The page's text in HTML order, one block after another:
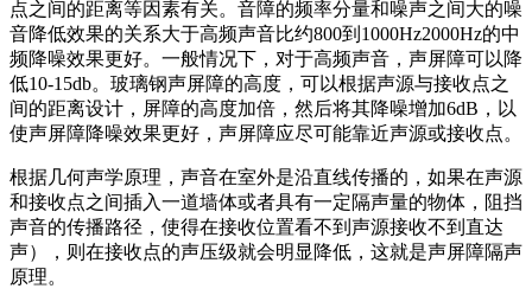
点之间的距离等因素有关。音障的频率分量和噪声之间大的噪
音降低效果的关系大于高频声音比约800到1000Hz2000Hz的中
频降噪效果更好。一般情况下，对于高频声音，声屏障可以降
低10-15db。玻璃钢声屏障的高度，可以根据声源与接收点之
间的距离设计，屏障的高度加倍，然后将其降噪增加6dB，以
使声屏障降噪效果更好，声屏障应尽可能靠近声源或接收点。
根据几何声学原理，声音在室外是沿直线传播的，如果在声源
和接收点之间插入一道墙体或者具有一定隔声量的物体，阻挡
声音的传播路径，使得在接收位置看不到声源接收不到直达
声），则在接收点的声压级就会明显降低，这就是声屏障隔声
原理。